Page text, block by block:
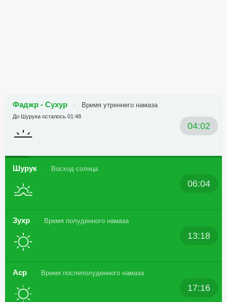
Фаджр - Сухур Время утреннего намаза
04:02
До Шурука осталось 01:48
Шурук Восход солнца
06:04
Зухр Время полуденного намаза
13:18
Аср Время послеполуденного намаза
17:16